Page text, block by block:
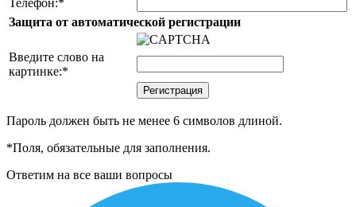
Защита от автоматической регистрации
Введите слово на
картинке:*
Пароль должен быть не менее 6 символов длиной.
*Поля, обязательные для заполнения.
Ответим на все ваши вопросы